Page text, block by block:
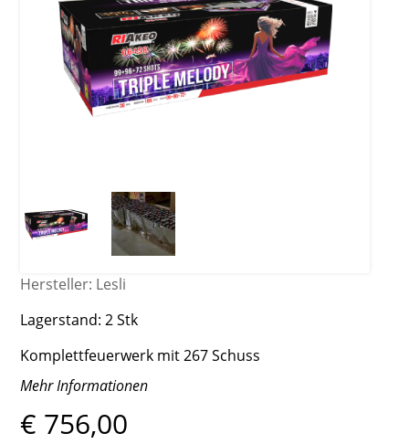
Hersteller: Lesli
Lagerstand:2 Stk
Komplettfeuerwerk mit 267 Schuss
Mehr Informationen
€ 756,00